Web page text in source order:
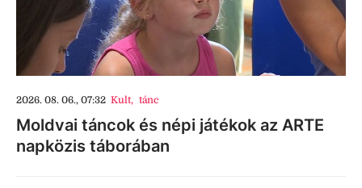
2026. 08. 06., 07:32 Kult, tánc
Moldvai táncok és népi játékok az ARTE
napközis táborában